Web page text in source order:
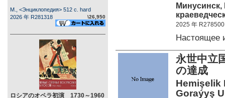
М., <Энциклопедия> 512 c. hard
2026 年 R281318
\26,950
ロシアのオペラ初演 1730～1960
2025 年 R278500
Настоящее
永世中立
の達成
Hemişelik
Goraýyş